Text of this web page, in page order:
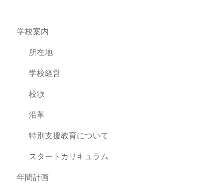
学校案内
所在地
学校経営
校歌
沿革
特別支援教育について
スタートカリキュラム
年間計画